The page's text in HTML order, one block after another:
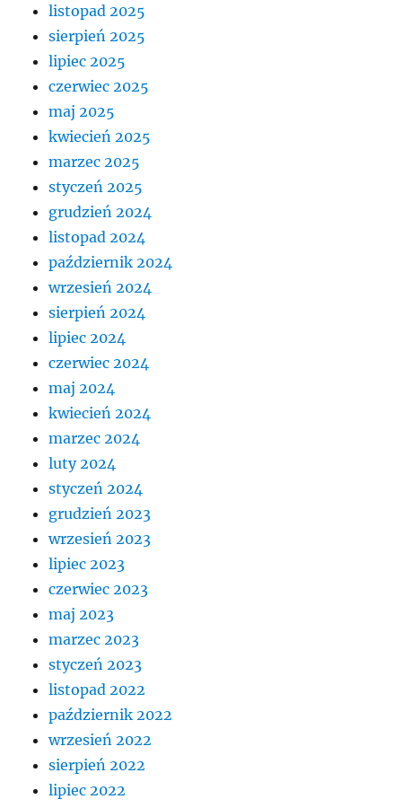
listopad 2025
sierpień 2025
lipiec 2025
czerwiec 2025
maj 2025
kwiecień 2025
marzec 2025
styczeń 2025
grudzień 2024
listopad 2024
październik 2024
wrzesień 2024
sierpień 2024
lipiec 2024
czerwiec 2024
maj 2024
kwiecień 2024
marzec 2024
luty 2024
styczeń 2024
grudzień 2023
wrzesień 2023
lipiec 2023
czerwiec 2023
maj 2023
marzec 2023
styczeń 2023
listopad 2022
październik 2022
wrzesień 2022
sierpień 2022
lipiec 2022